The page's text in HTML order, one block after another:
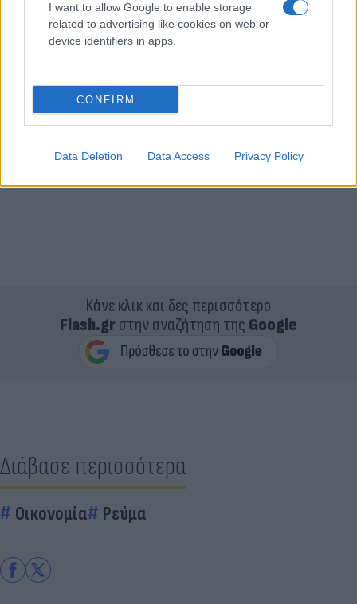
I want to allow Google to enable storage
related to advertising like cookies on web or
device identifiers in apps.
CONFIRM
Data Deletion Data Access Privacy Policy
Κάνε κλικ και δες περισσότερο
Flash.grστην αναζήτηση της Google
Διάβασε περισσότερα
Οικονομία Ρεύμα